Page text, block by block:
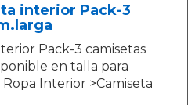
interior Pack-3
Pack-3 camisetas
en talla para
Interior >Camiseta